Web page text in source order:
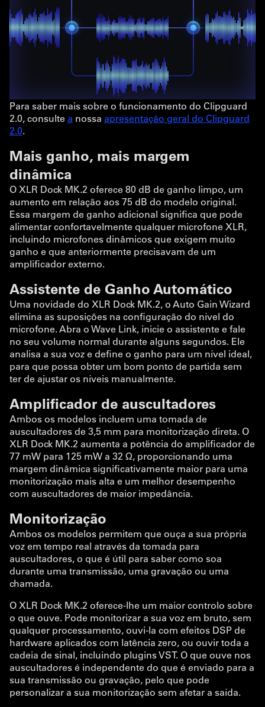
Para saber mais sobre o funcionamento do Clipguard
2.0, consulte a nossa apresentação geral do Clipguard
2.0.
Mais ganho, mais margem
dinâmica
O XLR Dock MK.2 oferece 80 dB de ganho limpo, um
aumento em relação aos 75 dB do modelo original.
Essa margem de ganho adicional significa que pode
alimentar confortavelmente qualquer microfone XLR,
incluindo microfones dinâmicos que exigem muito
ganho e que anteriormente precisavam de um
amplificador externo.
Assistente de Ganho Automático
Uma novidade do XLR Dock MK.2, o Auto Gain Wizard
elimina as suposições na configuração do nível do
microfone. Abra o Wave Link, inicie o assistente e fale
no seu volume normal durante alguns segundos. Ele
analisa a sua voz e define o ganho para um nível ideal,
para que possa obter um bom ponto de partida sem
ter de ajustar os níveis manualmente.
Amplificador de auscultadores
Ambos os modelos incluem uma tomada de
auscultadores de 3,5 mm para monitorização direta. O
XLR Dock MK.2 aumenta a potência do amplificador de
77 mW para 125 mW a 32 Ω, proporcionando uma
margem dinâmica significativamente maior para uma
monitorização mais alta e um melhor desempenho
com auscultadores de maior impedância.
Monitorização
Ambos os modelos permitem que ouça a sua própria
voz em tempo real através da tomada para
auscultadores, o que é útil para saber como soa
durante uma transmissão, uma gravação ou uma
chamada.
O XLR Dock MK.2 oferece-lhe um maior controlo sobre
o que ouve. Pode monitorizar a sua voz em bruto, sem
qualquer processamento, ouvi-la com efeitos DSP de
hardware aplicados com latência zero, ou ouvir toda a
cadeia de sinal, incluindo plugins VST. O que ouve nos
auscultadores é independente do que é enviado para a
sua transmissão ou gravação, pelo que pode
personalizar a sua monitorização sem afetar a saída.